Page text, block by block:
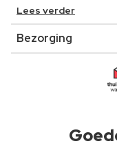
Lees verder
Bezorging